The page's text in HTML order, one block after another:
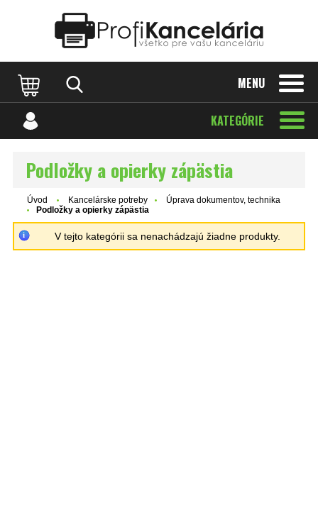
MENU
KATEGÓRIE
Podložky a opierky zápästia
Úvod Kancelárske potreby
Úprava dokumentov, technika
Podložky a opierky zápästia
V tejto kategórii sa nenachádzajú žiadne produkty.
Katalóg internetových stránok Designed by Rawpixel.com